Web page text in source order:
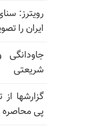
رویترز:
ایران را
شریعتی
گزارشها
پی محاصره